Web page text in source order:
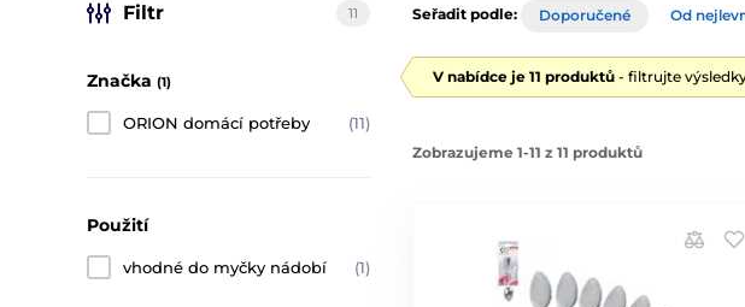
Filtr 11
Značka (1)
ORION domácí potřeby (11)
Použití
vhodné do myčky nádobí (1)
Seřadit podle: Doporučené Od
V nabídce je 11 produktů - filtrujte
Zobrazujeme 1-11 z 11 produktů